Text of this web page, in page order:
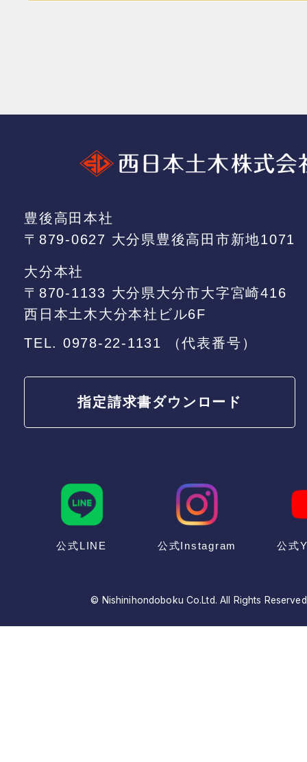
豊後高田本社
〒879-0627 大分県豊後高田市新地1071
大分本社
〒870-1133 大分県大分市大字宮崎416
西日本土木大分本社ビル6F
TEL. 0978-22-1131 （代表番号）
指定請求書ダウンロード
公式LINE 公式Instagram 公式
© Nishinihondoboku Co.Ltd. All Rights Reserved